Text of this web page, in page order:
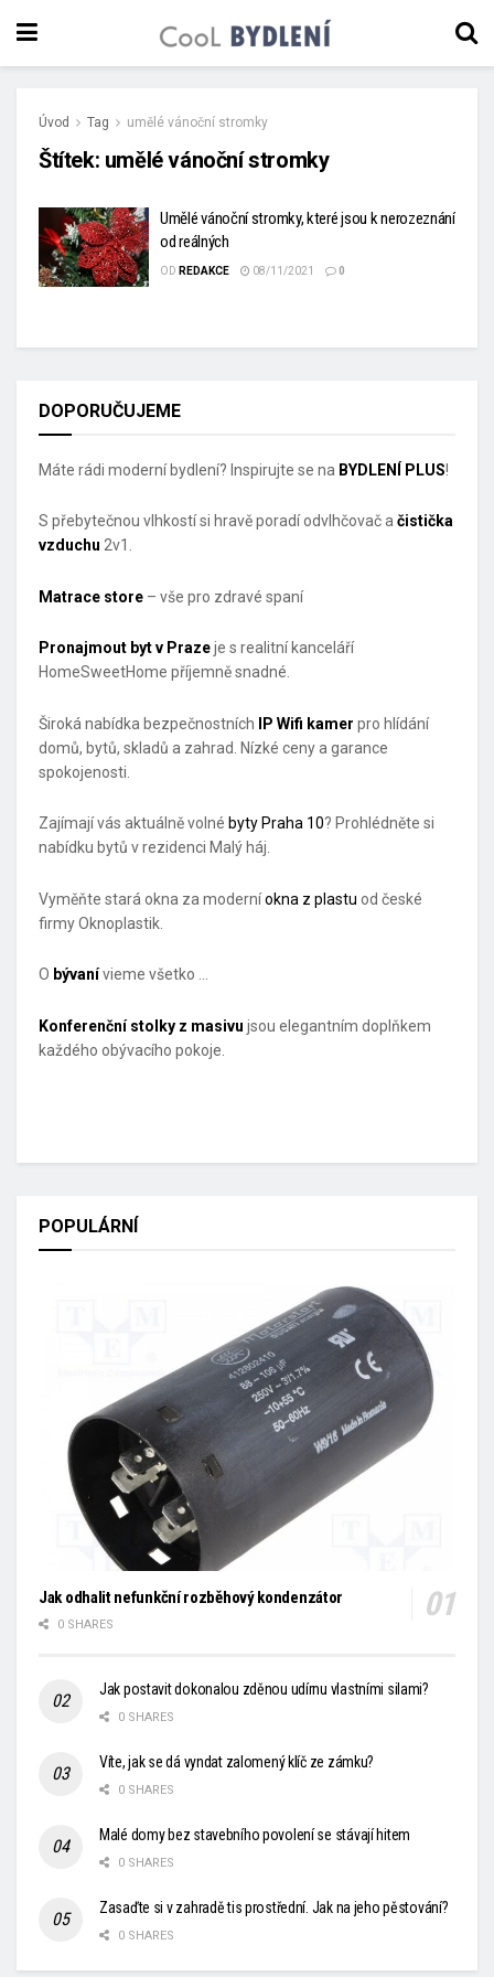
Úvod Tag umělé vánoční stromky
Štítek: umělé vánoční stromky
Umělé vánoční stromky, které jsou k nerozeznání
od reálných
OD REDAKCE 08/11/2021 0
DOPORUČUJEME
Máte rádi moderní bydlení? Inspirujte se na BYDLENÍ PLUS!
S přebytečnou vlhkostí si hravě poradí odvlhčovač a čistička
vzduchu 2v1.
Matrace store – vše pro zdravé spaní
Pronajmout byt v Prazeje s realitní kanceláří
HomeSweetHome příjemně snadné.
Široká nabídka bezpečnostních IP Wifi kamer pro hlídání
domů, bytů, skladů a zahrad. Nízké ceny a garance
spokojenosti.
Zajímají vás aktuálně volné byty Praha 10? Prohlédněte si
nabídku bytů v rezidenci Malý háj.
Vyměňte stará okna za moderníokna z plastu od české
firmy Oknoplastik.
O bývanívieme všetko …
Konferenční stolky z masivu jsou elegantním doplňkem
každého obývacího pokoje.
POPULÁRNÍ
Jak odhalit nefunkční rozběhový kondenzátor
0 SHARES
Jak postavit dokonalou zděnou udírnu vlastními silami?
0 SHARES
Víte, jak se dá vyndat zalomený klíč ze zámku?
0 SHARES
Malé domy bez stavebního povolení se stávají hitem
0 SHARES
Zasaďte si v zahradě tis prostřední. Jak na jeho pěstování?
0 SHARES